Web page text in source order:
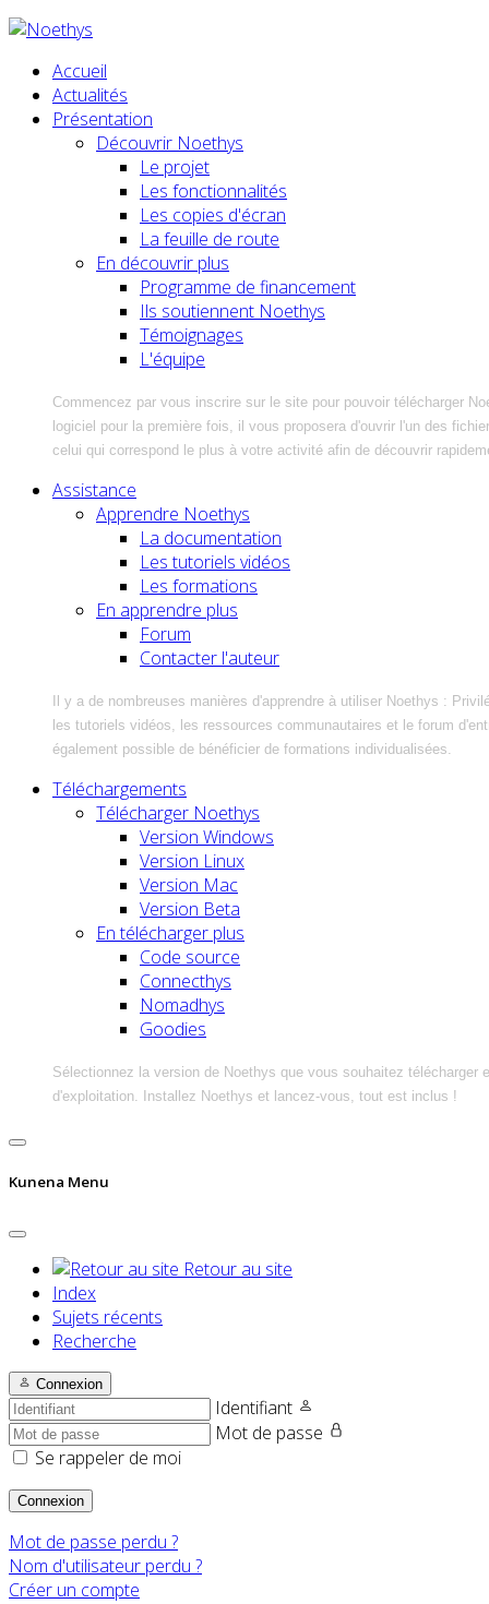
Accueil
Actualités
Présentation
Découvrir Noethys
Le projet
Les fonctionnalités
Les copies d'écran
La feuille de route
En découvrir plus
Programme de financement
Ils soutiennent Noethys
Témoignages
L'équipe
Commencez par vous inscrire sur le site pour pouvoir télécharger
logiciel pour la première fois, il vous proposera d'ouvrir l'un des
celui qui correspond le plus à votre activité afin de découvrir
Assistance
Apprendre Noethys
La documentation
Les tutoriels vidéos
Les formations
En apprendre plus
Forum
Contacter l'auteur
Il y a de nombreuses manières d'apprendre à utiliser Noethys :
les tutoriels vidéos, les ressources communautaires et le forum
également possible de bénéficier de formations individualisées.
Téléchargements
Télécharger Noethys
Version Windows
Version Linux
Version Mac
Version Beta
En télécharger plus
Code source
Connecthys
Nomadhys
Goodies
Sélectionnez la version de Noethys que vous souhaitez télécharger
d'exploitation. Installez Noethys et lancez-vous, tout est inclus !
Kunena Menu
Retour au site
Index
Sujets récents
Recherche
Connexion
Identifiant
Mot de passe
Se rappeler de moi
Connexion
Mot de passe perdu ?
Nom d'utilisateur perdu ?
Créer un compte